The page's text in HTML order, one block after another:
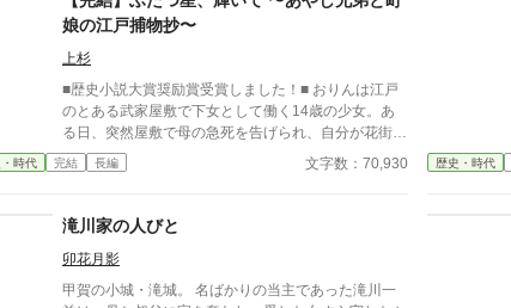
娘の江戸捕物抄〜
上杉
■歴史小説大賞奨励賞受賞しました！■ おりんは江戸
のとある武家屋敷で下女として働く14歳の少女。あ
る日、突然屋敷で母の急死を告げられ、自分が花街へ
売られることを知った彼女はその場から逃げだした。
母は殺されたのかもしれない――そんな絶望のどん底
働く有島惣次郎だった。 今も刺客の手が迫る彼女を
そこで彼の兄――有島清之進とともに生活を始めるの
だが、病弱という噂とはかけ離れた腕っぷしのよさ
に、おりんは驚きを隠せない。 そうしてともに生活
時代 完結 長編 文字数：70,930 歴史・時代
滝川家の人びと
卯花月影
甲賀の小城・滝城。 名ばかりの当主であった滝川一